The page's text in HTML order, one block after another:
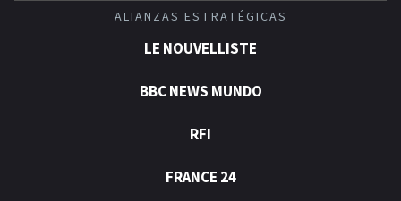
ALIANZAS ESTRATÉGICAS
LE NOUVELLISTE
BBC NEWS MUNDO
RFI
FRANCE 24